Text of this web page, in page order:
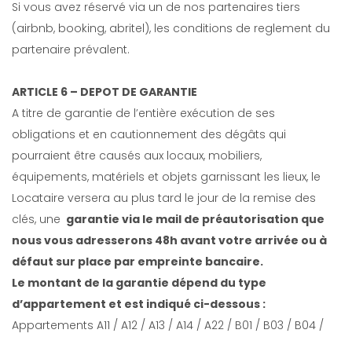
Si vous avez réservé via un de nos partenaires tiers
(airbnb, booking, abritel), les conditions de reglement du
partenaire prévalent.
ARTICLE 6 – DEPOT DE GARANTIE
A titre de garantie de l’entière exécution de ses
obligations et en cautionnement des dégâts qui
pourraient être causés aux locaux, mobiliers,
équipements, matériels et objets garnissant les lieux, le
Locataire versera au plus tard le jour de la remise des
clés, une garantie via le mail de préautorisation que
nous vous adresserons 48h avant votre arrivée ou à
défaut sur place par empreinte bancaire.
Le montant de la garantie dépend du type
d’appartement et est indiqué ci-dessous :
Appartements A11 / A12 / A13 / A14 / A22 / B01 / B03 / B04 /